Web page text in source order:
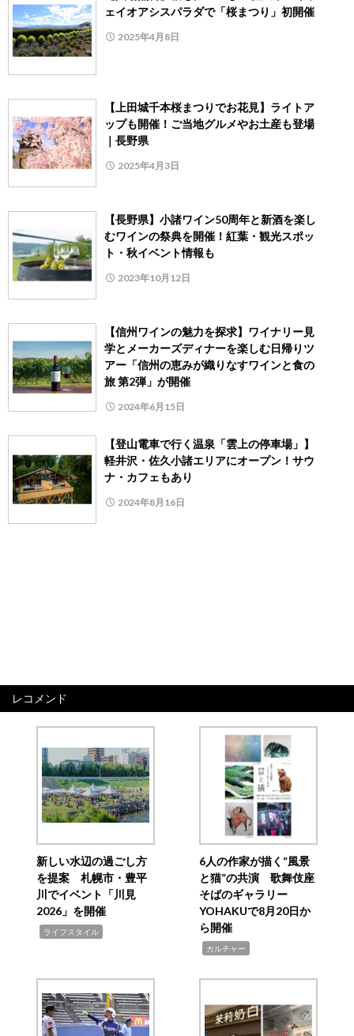
ェイオアシスパラダで「桜まつり」初開催
2025年4月8日
【上田城千本桜まつりでお花見】ライトア
ップも開催！ご当地グルメやお土産も登場
｜長野県
2025年4月3日
【長野県】小諸ワイン50周年と新酒を楽し
むワインの祭典を開催！紅葉・観光スポッ
ト・秋イベント情報も
2023年10月12日
【信州ワインの魅力を探求】ワイナリー見
学とメーカーズディナーを楽しむ日帰りツ
アー「信州の恵みが織りなすワインと食の
旅 第2弾」が開催
2024年6月15日
【登山電車で行く温泉「雲上の停車場」】
軽井沢・佐久小諸エリアにオープン！サウ
ナ・カフェもあり
2024年8月16日
レコメンド
新しい水辺の過ごし方
を提案 札幌市・豊平
川でイベント「川見
2026」を開催
ライフスタイル
6人の作家が描く“風景
と猫”の共演 歌舞伎座
そばのギャラリー
YOHAKUで8月20日か
ら開催
カルチャー